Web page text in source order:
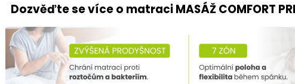
Dozvěďte se více o matraci MASÁŽ COMFORT